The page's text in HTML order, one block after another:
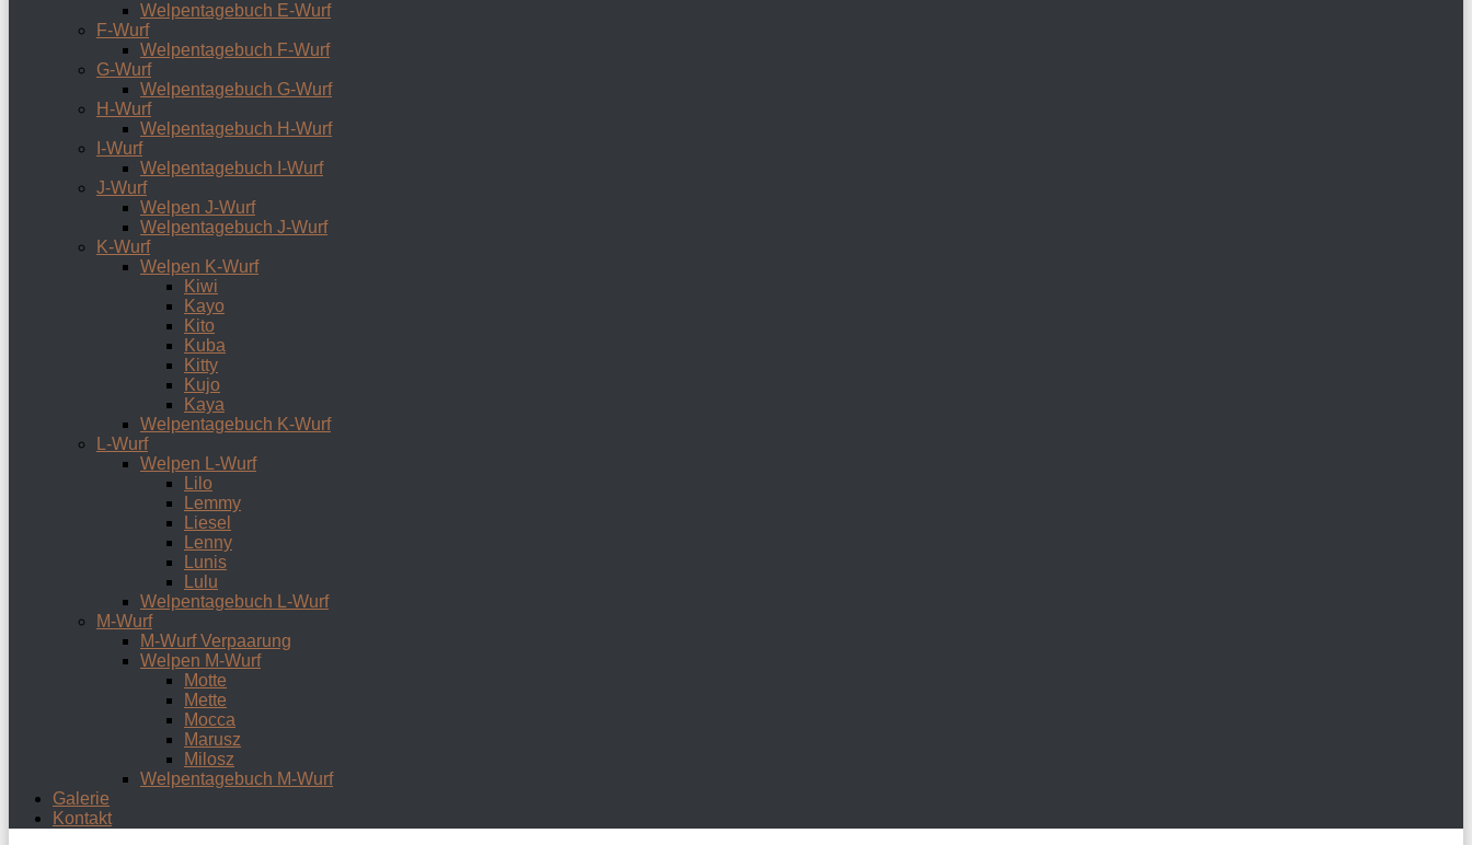
Welpentagebuch E-Wurf
F-Wurf
Welpentagebuch F-Wurf
G-Wurf
Welpentagebuch G-Wurf
H-Wurf
Welpentagebuch H-Wurf
I-Wurf
Welpentagebuch I-Wurf
J-Wurf
Welpen J-Wurf
Welpentagebuch J-Wurf
K-Wurf
Welpen K-Wurf
Kiwi
Kayo
Kito
Kuba
Kitty
Kujo
Kaya
Welpentagebuch K-Wurf
L-Wurf
Welpen L-Wurf
Lilo
Lemmy
Liesel
Lenny
Lunis
Lulu
Welpentagebuch L-Wurf
M-Wurf
M-Wurf Verpaarung
Welpen M-Wurf
Motte
Mette
Mocca
Marusz
Milosz
Welpentagebuch M-Wurf
Galerie
Kontakt